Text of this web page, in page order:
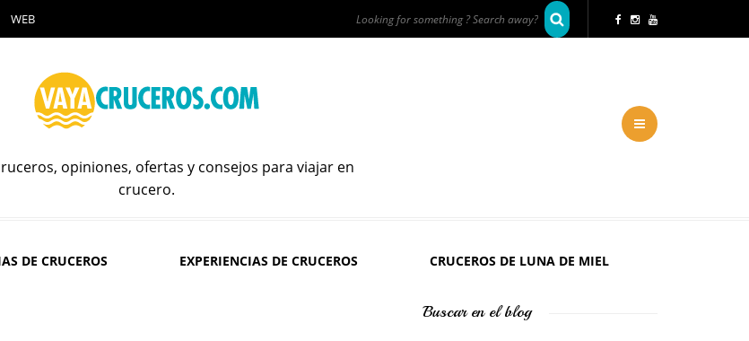
WEB
opiniones, ofertas y consejos para viajar en
crucero.
DE CRUCEROS EXPERIENCIAS DE CRUCEROS CRUCEROS DE LUNA DE MIEL
Buscar en el blog